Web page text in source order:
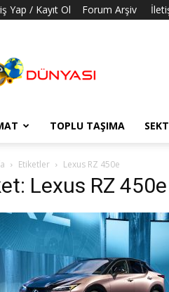
Yap / Kayıt Ol Forum Arşiv
Dünyası
TOPLU TAŞIMA
Etiketler Lexus RZ 450e
Lexus RZ 450e